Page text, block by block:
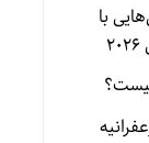
با